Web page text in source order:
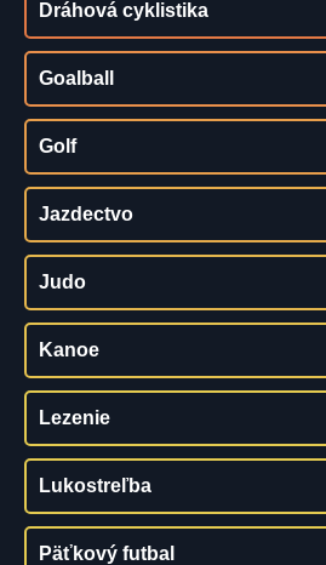
Dráhová cyklistika
Goalball
Golf
Jazdectvo
Judo
Kanoe
Lezenie
Lukostreľba
Päťkový futbal